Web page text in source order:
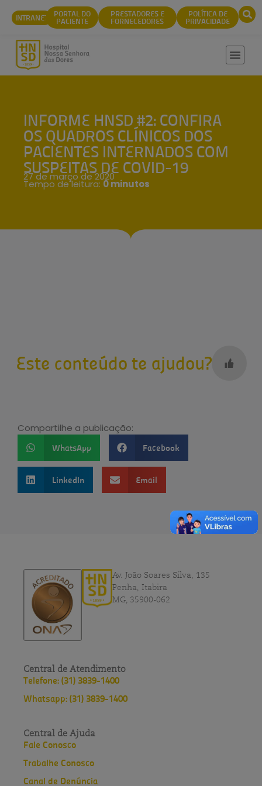
conteúdo
INTRANET PORTAL DO
PACIENTE
PRESTADORES E
FORNECEDORES
POLÍTICA DE
PRIVACIDADE
INFORME HNSD #2: CONFIRA
OS QUADROS CLÍNICOS DOS
PACIENTES INTERNADOS COM
SUSPEITAS DE COVID-19
27 de março de 2020
Tempo de leitura: 0 minutos
Este conteúdo te ajudou?
Compartilhe a publicação:
WhatsApp Facebook
LinkedIn Email
Av. João Soares Silva, 135
Penha, Itabira
MG, 35900-062
Central de Atendimento
Telefone: (31) 3839-1400
Whatsapp: (31) 3839-1400
Central de Ajuda
Fale Conosco
Trabalhe Conosco
Canal de Denúncia